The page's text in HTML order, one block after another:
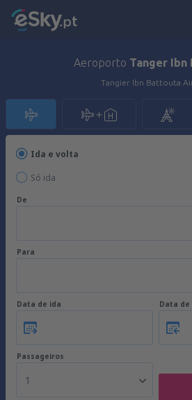
Aeroporto Tanger
Tangier Ibn Battouta
Ida e volta
Só ida
De
Para
Data de ida Data
Passageiros
1